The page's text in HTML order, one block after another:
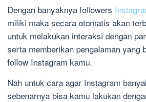
Dengan banyaknya followers
miliki maka secara otomatis akan
untuk melakukan interaksi dengan
serta memberikan pengalaman yang
follow Instagram kamu.
Nah untuk cara agar Instagram
sebenarnya bisa kamu lakukan